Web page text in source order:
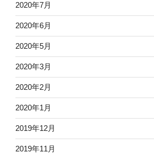
2020年7月
2020年6月
2020年5月
2020年3月
2020年2月
2020年1月
2019年12月
2019年11月